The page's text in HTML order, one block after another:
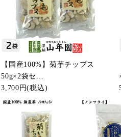
【国産100%】菊芋チップス
50g×2袋セ...
3,700円(税込)